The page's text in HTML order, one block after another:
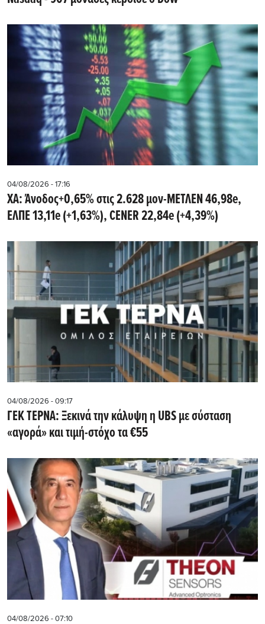
04/08/2026 - 17:16
ΧΑ: Άνοδος+0,65% στις 2.628 μον-ΜΕΤΛΕΝ 46,98e,
ΕΛΠΕ 13,11e (+1,63%), CENER 22,84e (+4,39%)
04/08/2026 - 09:17
ΓΕΚ ΤΕΡΝΑ: Ξεκινά την κάλυψη η UBS με σύσταση
«αγορά» και τιμή-στόχο τα €55
04/08/2026 - 07:10